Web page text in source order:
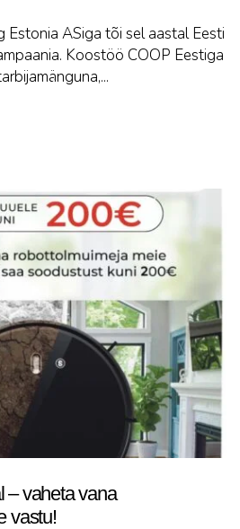
ASiga tõi sel aastal Eesti
Koostöö COOP Eestiga
– vaheta vana
vastu!